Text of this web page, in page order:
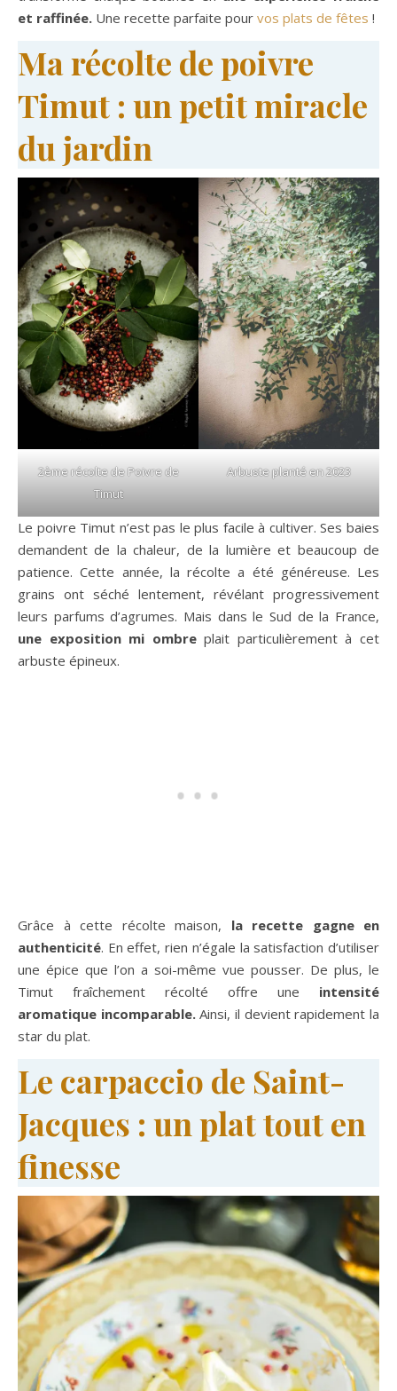
et raffinée. Une recette parfaite pour vos plats de fêtes !
Ma récolte de poivre
Timut : un petit miracle
du jardin
2ème récolte de Poivre de
Timut
Arbuste planté en 2023
Le poivre Timut n’est pas le plus facile à cultiver. Ses baies
demandent de la chaleur, de la lumière et beaucoup de
patience. Cette année, la récolte a été généreuse. Les
grains ont séché lentement, révélant progressivement
leurs parfums d’agrumes. Mais dans le Sud de la France,
une exposition mi ombreplait particulièrement à cet
arbuste épineux.
Grâce à cette récolte maison, la recette gagne en
authenticité. En effet, rien n’égale la satisfaction d’utiliser
une épice que l’on a soi-même vue pousser. De plus, le
Timut fraîchement récolté offre une intensité
aromatique incomparable.Ainsi, il devient rapidement la
star du plat.
Le carpaccio de Saint-
Jacques : un plat tout en
finesse